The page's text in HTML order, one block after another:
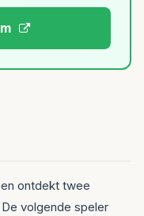
ontdekt twee
volgende speler